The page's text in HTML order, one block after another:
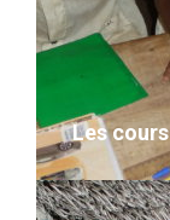
desc
Les